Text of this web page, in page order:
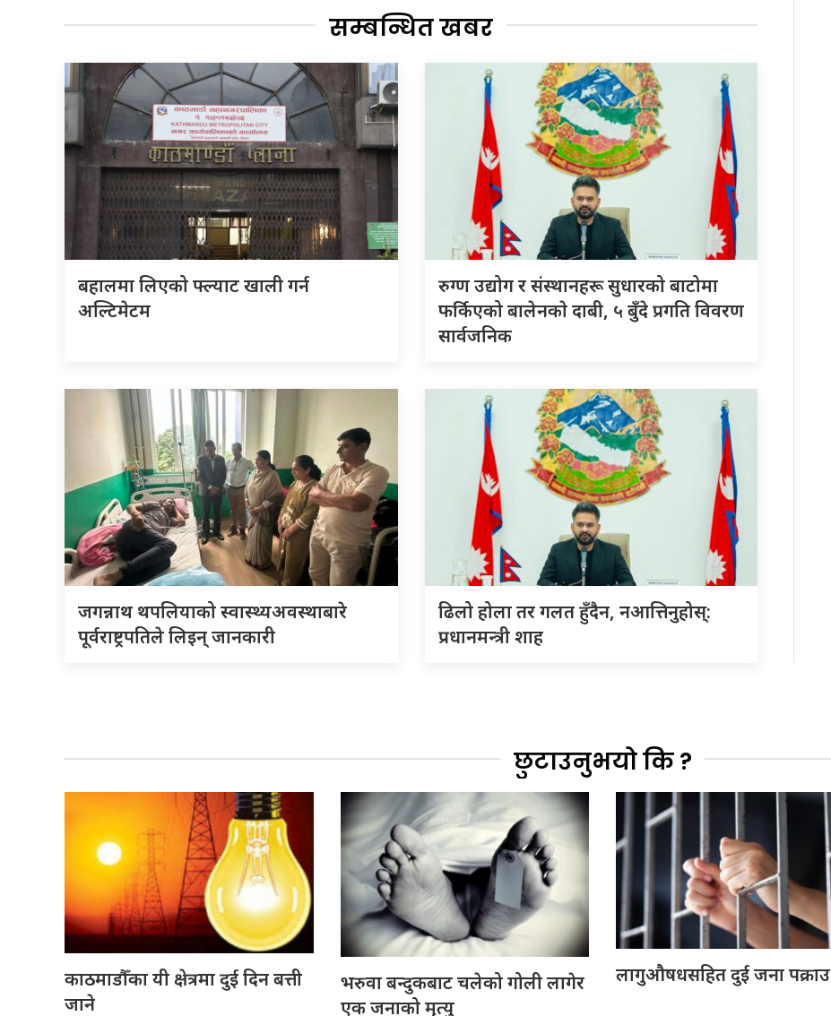
सम्बन्धित खबर
बहालमा लिएको फ्ल्याट खाली गर्न
अल्टिमेटम
रुग्ण उद्योग र संस्थानहरू सुधारको बाटोमा
फर्किएको बालेनकाे दाबी, ५ बुँदे प्रगति विवरण
सार्वजनिक
जगन्नाथ थपलियाको स्वास्थ्यअवस्थाबारे
पूर्वराष्ट्रपतिले लिइन् जानकारी
ढिलो होला तर गलत हुँदैन, नआत्तिनुहोस्:
प्रधानमन्त्री शाह
छुटाउनुभयो कि ?
काठमाडौँका यी क्षेत्रमा दुई दिन बत्ती
जाने
भरुवा बन्दुकबाट चलेको गोली लागेर
एक जनाको मृत्यु
लागुऔषधसहित दुई जना पक्राउ